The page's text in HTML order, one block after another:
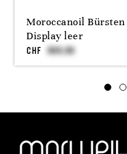
Moroccanoil Bürsten
Display leer
CHF